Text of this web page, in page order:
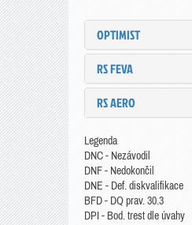
OPTIMIST
RS FEVA
RS AERO
Legenda
DNC - Nezávodil
DNF - Nedokončil
DNE - Def. diskvalifikace
BFD - DQ prav. 30.3
DPI - Bod. trest dle úvahy